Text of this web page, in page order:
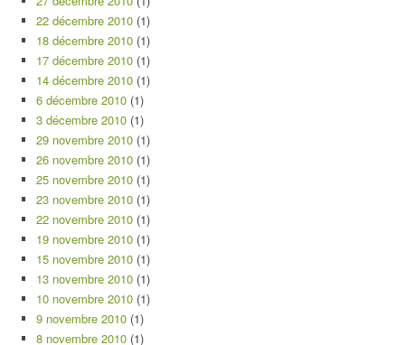
22 décembre 2010 (1)
18 décembre 2010 (1)
17 décembre 2010 (1)
14 décembre 2010 (1)
6 décembre 2010 (1)
3 décembre 2010 (1)
29 novembre 2010 (1)
26 novembre 2010 (1)
25 novembre 2010 (1)
23 novembre 2010 (1)
22 novembre 2010 (1)
19 novembre 2010 (1)
15 novembre 2010 (1)
13 novembre 2010 (1)
10 novembre 2010 (1)
9 novembre 2010 (1)
8 novembre 2010 (1)